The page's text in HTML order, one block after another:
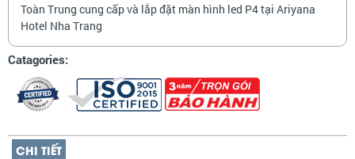
Toàn Trung cung cấp và lắp đặt màn hình led P4 tại Ariyana
Hotel Nha Trang
Catagories:
CHI TIẾT